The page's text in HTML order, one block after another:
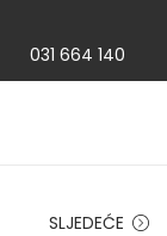
031 664 140
SLJEDEĆE